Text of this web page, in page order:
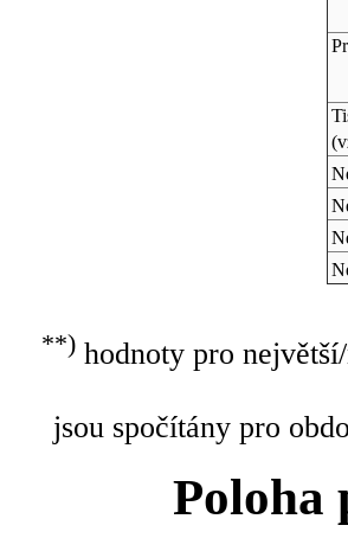
**)hodnoty pro
jsou spočítány pro
Poloha